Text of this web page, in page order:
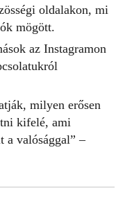
oldalakon, mi
mögött.
az Instagramon
milyen erősen
kifelé, ami
a valósággal” –